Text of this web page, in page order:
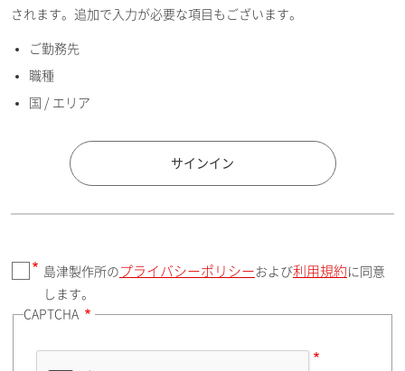
E-mailアドレス（半角英数）
国 / エリア
郵便番号（勤務先）
されます。追加で入力が必要な項目もございます。
ご勤務先
職種
国 / エリア
サインイン
島津製作所の プライバシーポリシー および利用規約 に同意
します。
CAPTCHA